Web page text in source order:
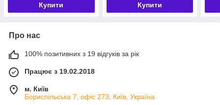
Купити Купити
Про нас
100% позитивних з 19 відгуків за рік
Працює з 19.02.2018
м. Київ
Бориспільська 7, офіс 273, Київ, Україна